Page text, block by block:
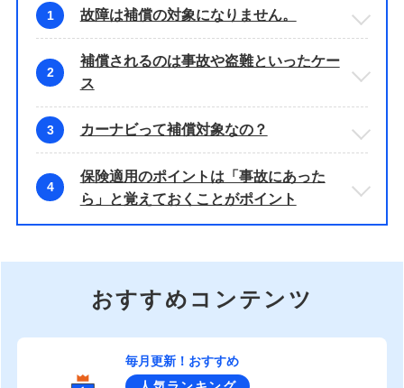
1 故障は補償の対象になりません。
2
補償されるのは事故や盗難といったケー
ス
3 カーナビって補償対象なの？
4
保険適用のポイントは「事故にあった
ら」と覚えておくことがポイント
おすすめコンテンツ
毎月更新！おすすめ